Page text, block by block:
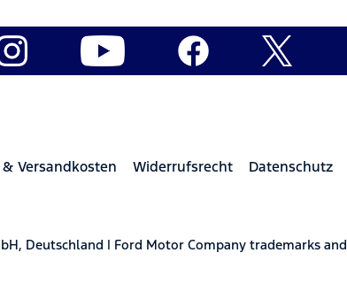
Versandkosten Widerrufsrecht Datenschutz
Deutschland | Ford Motor Company trademarks